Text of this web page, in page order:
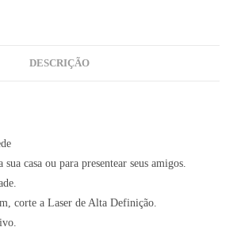
DESCRIÇÃO
casa ou para presentear seus amigos.
corte a Laser de Alta Definição.